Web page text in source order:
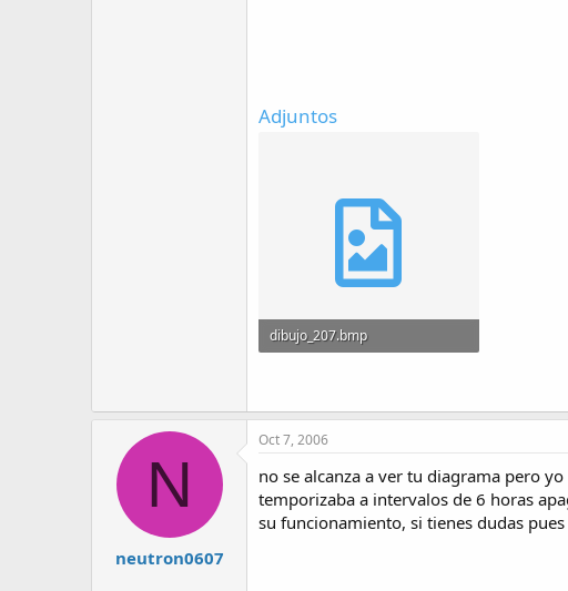
Adjuntos
dibujo_207.bmp
N
neutron0607
Oct 7, 2006
no se alcanza a ver tu diagrama pero
temporizaba a intervalos de 6 horas
su funcionamiento, si tienes dudas